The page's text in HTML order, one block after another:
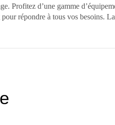
Profitez d’une gamme
répondre à tous vos besoins.